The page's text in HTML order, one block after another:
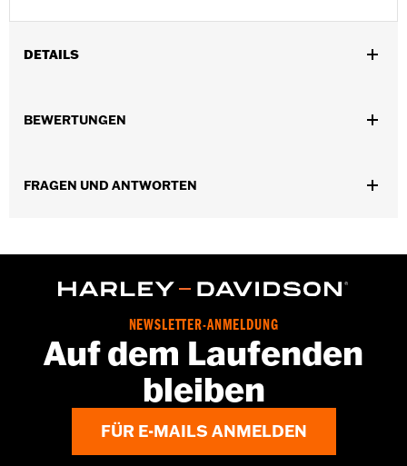
DETAILS
GARANTIE:2 Jahre beschränkte Garantie – Auf
BEWERTUNGEN
FRAGEN UND ANTWORTEN
NEWSLETTER-ANMELDUNG
Auf dem Laufenden
bleiben
FÜR E-MAILS ANMELDEN